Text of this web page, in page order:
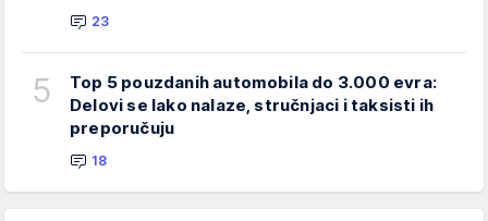
23
5
Top 5 pouzdanih automobila do 3.000 evra:
Delovi se lako nalaze, stručnjaci i taksisti ih
preporučuju
18